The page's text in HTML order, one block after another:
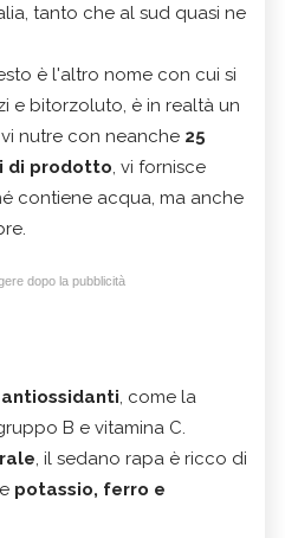
tanto che al sud quasi ne
è l'altro nome con cui si
e bitorzoluto, è in realtà un
nutre con neanche 25
di prodotto, vi fornisce
contiene acqua, ma anche
dopo la pubblicità
, come la
B e vitamina C.
, il sedano rapa è ricco di
potassio, ferro e